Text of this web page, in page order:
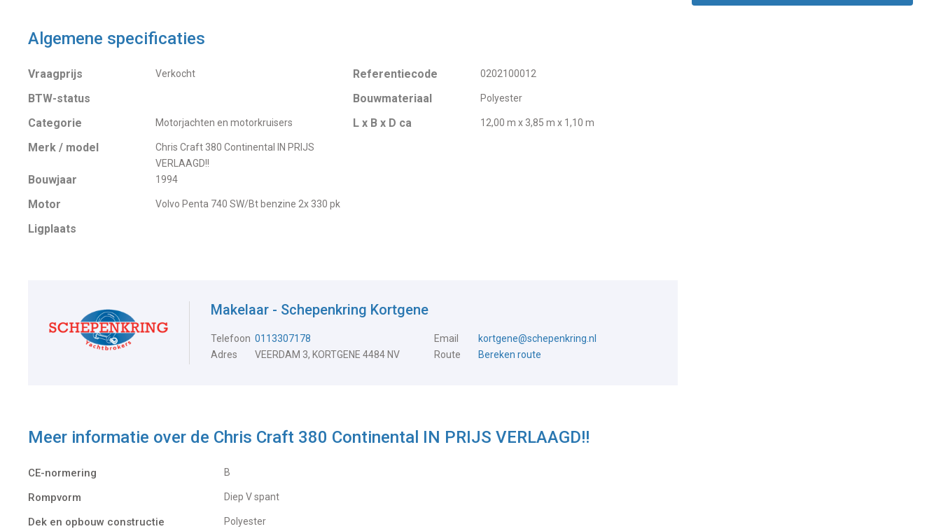
Algemene specificaties
Vraagprijs Verkocht
BTW-status
Categorie
Motorjachten en motorkruisers
Merk / model
Chris Craft 380 Continental IN PRIJS
VERLAAGD!!
Bouwjaar 1994
Motor Volvo Penta 740 SW/Bt benzine 2x 330 pk
Ligplaats
Referentiecode 0202100012
Bouwmateriaal Polyester
L x B x D ca 12,00 m x 3,85 m x 1,10 m
Makelaar - Schepenkring Kortgene
Telefoon 0113307178 Email
kortgene@schepenkring.nl
Adres
VEERDAM 3, KORTGENE 4484 NV Route Bereken route
Meer informatie over de Chris Craft 380 Continental IN PRIJS VERLAAGD!!
CE-normering B
Rompvorm Diep V spant
Dek en opbouw constructie Polyester